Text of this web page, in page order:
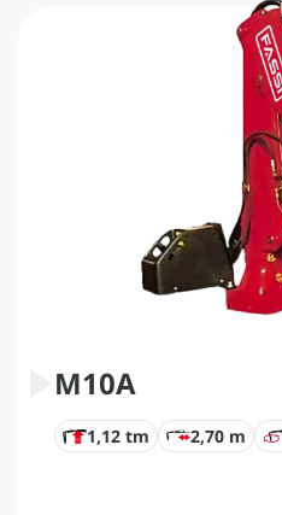
M10A
1,12 tm 2,70 m